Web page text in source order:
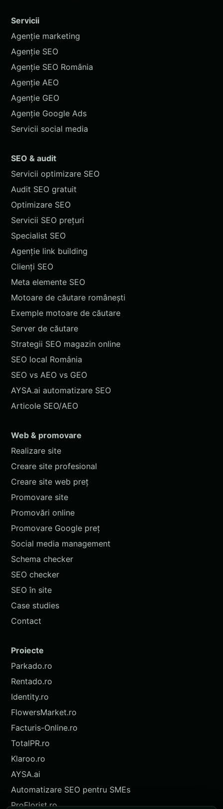
Servicii
Agenție marketing
Agenție SEO
Agenție SEO România
Agenție AEO
Agenție GEO
Agenție Google Ads
Servicii social media
SEO & audit
Servicii optimizare SEO
Audit SEO gratuit
Optimizare SEO
Servicii SEO prețuri
Specialist SEO
Agenție link building
Clienți SEO
Meta elemente SEO
Motoare de căutare românești
Exemple motoare de căutare
Server de căutare
Strategii SEO magazin online
SEO local România
SEO vs AEO vs GEO
AYSA.ai automatizare SEO
Articole SEO/AEO
Web & promovare
Realizare site
Creare site profesional
Creare site web preț
Promovare site
Promovări online
Promovare Google preț
Social media management
Schema checker
SEO checker
SEO în site
Case studies
Contact
Proiecte
Parkado.ro
Rentado.ro
Identity.ro
FlowersMarket.ro
Facturis-Online.ro
TotalPR.ro
Klaroo.ro
AYSA.ai
Automatizare SEO pentru SMEs
ProFlorist.ro